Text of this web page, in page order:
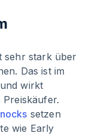
sehr stark über
Das ist im
wirkt
setzen
wie Early